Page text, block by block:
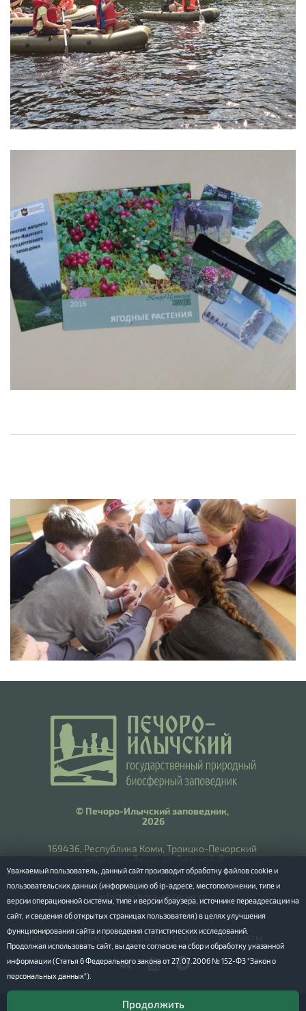
© Печоро-Илычский заповедник,
2026
169436, Республика Коми, Троицко-Печорский
район, пст. Якша, ул. Ланиной, 8
​Тел.: 8(8212) 55-55-77
info@pechora-reserve.ru
Главная Поиск Обратная связь Контакты
Сайт разработан
Уважаемый пользователь, данный сайт производит обработку файлов cookie и
пользовательских данных (информацию об ip-адресе, местоположении, типе и
версии операционной системы, типе и версии браузера, источнике переадресации на
сайт, и сведения об открытых страницах пользователя) в целях улучшения
функционирования сайта и проведения статистических исследований.
Продолжая использовать сайт, вы даете согласие на сбор и обработку указанной
информации (Статья 6 Федерального закона от 27.07.2006 № 152-ФЗ "Закон о
персональных данных").
Продолжить